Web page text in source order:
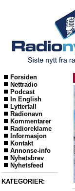
Forsiden
Nettradio
Podcast
In English
Lyttertall
Radionavn
Kommentarer
Radioreklame
Informasjon
Kontakt
Annonse-info
Nyhetsbrev
Nyhetsfeed
KATEGORIER: